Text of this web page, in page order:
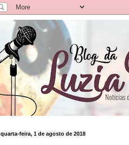
quarta-feira, 1 de agosto de 2018